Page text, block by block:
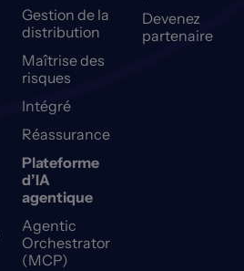
Gestion de la
distribution
Maîtrise des
risques
Intégré
Réassurance
Plateforme
d’IA
agentique
Agentic
Orchestrator
(MCP)
Devenez
partenaire